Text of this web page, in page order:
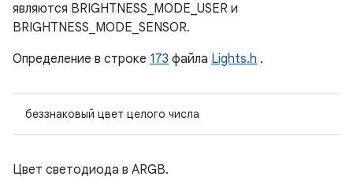
являются BRIGHTNESS_MODE_USER и
BRIGHTNESS_MODE_SENSOR.
Определение в строке 173 файла Lights.h .
беззнаковый цвет целого числа
Цвет светодиода в ARGB.